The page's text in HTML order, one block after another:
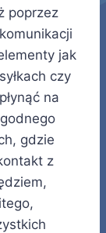
poprzez
jak
czy
na
gdzie
z